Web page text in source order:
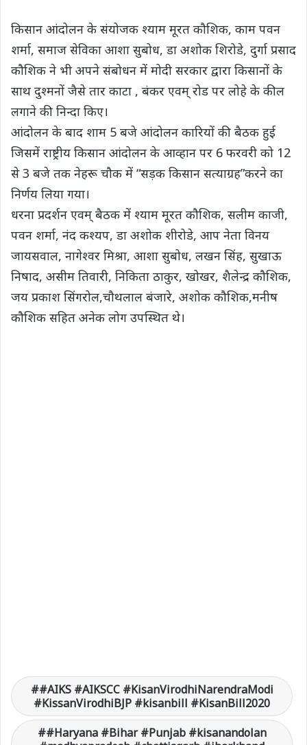
किसान आंदोलन के संयोजक श्याम मूरत कौशिक, काम पवन
शर्मा, समाज सेविका आशा सुबोध, डा अशोक शिरोडे, दुर्गा प्रसाद
कौशिक ने भी अपने संबोधन में मोदी सरकार द्वारा किसानों के
साथ दुश्मनों जैसे तार काटा , बंकर एवम् रोड पर लोहे के कील
लगाने की निन्दा किए।
आंदोलन के बाद शाम 5 बजे आंदोलन कारियों की बैठक हुई
जिसमें राष्ट्रीय किसान आंदोलन के आव्हान पर 6 फरवरी को 12
से 3 बजे तक नेहरू चौक में “सड़क किसान सत्याग्रह”करने का
निर्णय लिया गया।
धरना प्रदर्शन एवम् बैठक में श्याम मूरत कौशिक, सलीम काजी,
पवन शर्मा, नंद कश्यप, डा अशोक शीरोडे, आप नेता विनय
जायसवाल, नागेश्वर मिश्रा, आशा सुबोध, लखन सिंह, सुखाऊ
निषाद, असीम तिवारी, निकिता ठाकुर, खोखर, शैलेन्द्र कौशिक,
जय प्रकाश सिंगरोल,चौथलाल बंजारे, अशोक कौशिक,मनीष
कौशिक सहित अनेक लोग उपस्थित थे।
#AIKS #AIKSCC #KisanVirodhiNarendraModi
#KissanVirodhiBJP #kisanbill #KisanBill2020
#Haryana #Bihar #Punjab #kisanandolan